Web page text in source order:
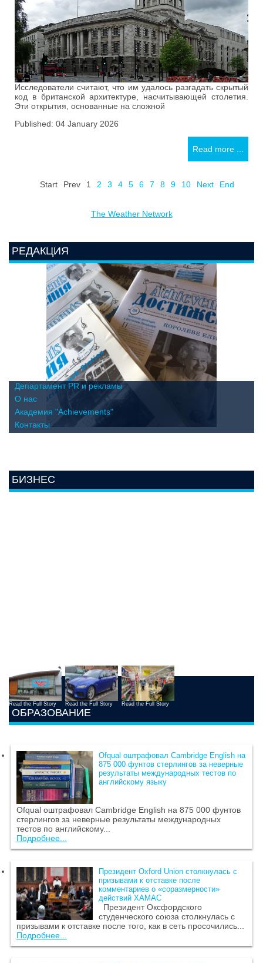
Исследователи считают, что им удалось разгадать скрытый
код в британской архитектуре, насчитывающей столетия.
Эти открытия, основанные на сложной
Published: 04 January 2026
Read more ...
Start Prev 1 2 3 4 5 6 7 8 9 10 Next End
The Weather Network
РЕДАКЦИЯ
Департамент PR и рекламы
О нас
Академия "Achievements"
Контакты
БИЗНЕС
Read the Full Story Read the Full Story Read the Full Story
ОБРАЗОВАНИЕ
Ofqual оштрафовал Cambridge English на
875 000 фунтов стерлингов за неверные
результаты международных тестов по
английскому языку
Ofqual оштрафовал Cambridge English на 875 000 фунтов
стерлингов за неверные результаты международных
тестов по английскому...
Подробнее...
Президент Oxford Union столкнулась с
призывами к отставке после
комментариев о «соразмерности»
действий ХАМАС
Президент Оксфордского
студенческого союза столкнулась с
призывами к отставке после того, как в сеть просочились...
Подробнее...